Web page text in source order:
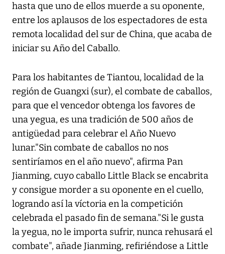
hasta que uno de ellos muerde a su oponente,
entre los aplausos de los espectadores de esta
remota localidad del sur de China, que acaba de
iniciar su Año del Caballo.
Para los habitantes de Tiantou, localidad de la
región de Guangxi (sur), el combate de caballos,
para que el vencedor obtenga los favores de
una yegua, es una tradición de 500 años de
antigüedad para celebrar el Año Nuevo
lunar."Sin combate de caballos no nos
sentiríamos en el año nuevo", afirma Pan
Jianming, cuyo caballo Little Black se encabrita
y consigue morder a su oponente en el cuello,
logrando así la víctoria en la competición
celebrada el pasado fin de semana."Si le gusta
la yegua, no le importa sufrir, nunca rehusará el
combate", añade Jianming, refiriéndose a Little